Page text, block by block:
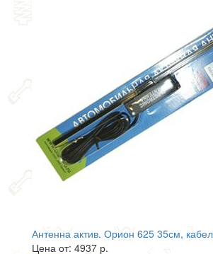
Антенна актив. Орион 625 35см,
Цена от: 4937 р.